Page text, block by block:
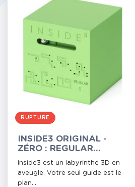
RUPTURE
INSIDE3 ORIGINAL -
ZÉRO : REGULAR
(VERT)
Inside3 est un labyrinthe 3D en
aveugle. Votre seul guide est le
plan...